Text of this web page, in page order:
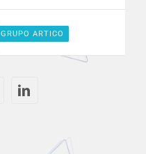
GRUPO ARTICO